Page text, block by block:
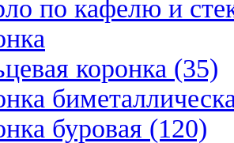
по кафелю и
коронка (35)
буровая (120)